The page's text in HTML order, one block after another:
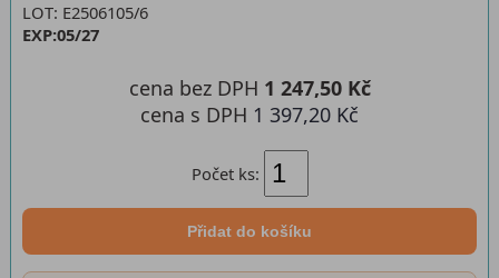
LOT: E2506105/6
EXP:05/27
Počet ks:
Přidat do košíku
cena bez DPH 1 247,50 Kč
cena s DPH 1 397,20 Kč